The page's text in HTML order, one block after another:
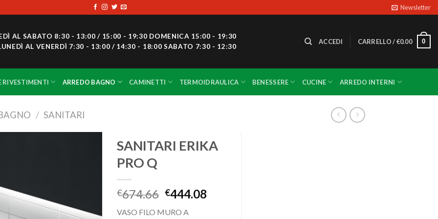
Newsletter
AL SABATO 8:30 - 13:00 / 15:00 - 19:30 DOMENICA 15:00 - 19:30
AL VENERDÌ 7:30 - 13:00 / 14:30 - 18:00 SABATO 7:30 - 12:30
ACCEDI CARRELLO /€0.00 0
RIVESTIMENTI ARREDO BAGNO CAMINETTI TERMOIDRAULICA BENESSERE CUCINE ARREDO INTERNI
/ SANITARI
SANITARI ERIKA
PRO Q
€674.66 €444.08
VASO FILO MURO A